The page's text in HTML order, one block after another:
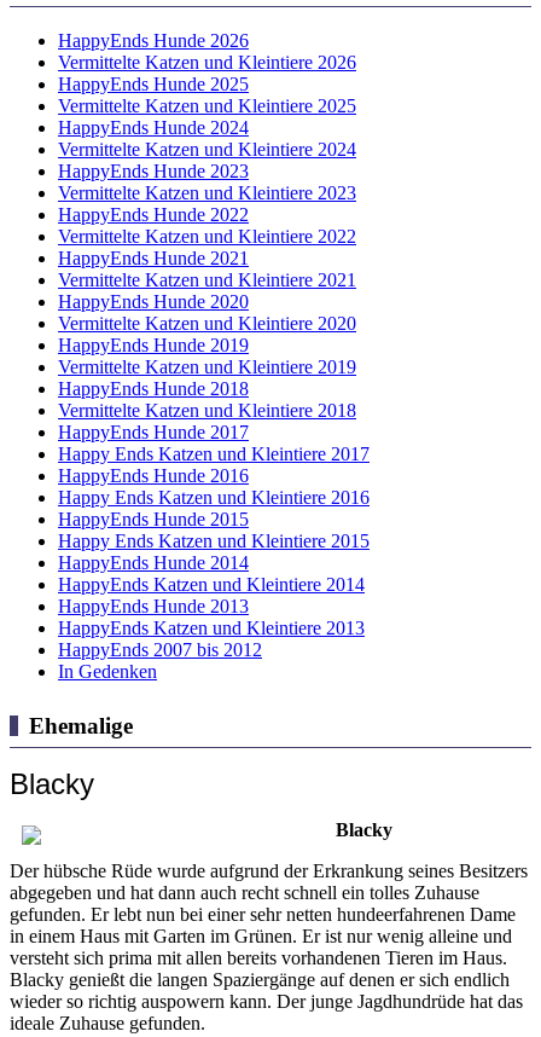
HappyEnds Hunde 2026
Vermittelte Katzen und Kleintiere 2026
HappyEnds Hunde 2025
Vermittelte Katzen und Kleintiere 2025
HappyEnds Hunde 2024
Vermittelte Katzen und Kleintiere 2024
HappyEnds Hunde 2023
Vermittelte Katzen und Kleintiere 2023
HappyEnds Hunde 2022
Vermittelte Katzen und Kleintiere 2022
HappyEnds Hunde 2021
Vermittelte Katzen und Kleintiere 2021
HappyEnds Hunde 2020
Vermittelte Katzen und Kleintiere 2020
HappyEnds Hunde 2019
Vermittelte Katzen und Kleintiere 2019
HappyEnds Hunde 2018
Vermittelte Katzen und Kleintiere 2018
HappyEnds Hunde 2017
Happy Ends Katzen und Kleintiere 2017
HappyEnds Hunde 2016
Happy Ends Katzen und Kleintiere 2016
HappyEnds Hunde 2015
Happy Ends Katzen und Kleintiere 2015
HappyEnds Hunde 2014
HappyEnds Katzen und Kleintiere 2014
HappyEnds Hunde 2013
HappyEnds Katzen und Kleintiere 2013
HappyEnds 2007 bis 2012
In Gedenken
Ehemalige
Blacky
Blacky
Der hübsche Rüde wurde aufgrund der Erkrankung seines Besitzers
abgegeben und hat dann auch recht schnell ein tolles Zuhause
gefunden. Er lebt nun bei einer sehr netten hundeerfahrenen Dame
in einem Haus mit Garten im Grünen. Er ist nur wenig alleine und
versteht sich prima mit allen bereits vorhandenen Tieren im Haus.
Blacky genießt die langen Spaziergänge auf denen er sich endlich
wieder so richtig auspowern kann. Der junge Jagdhundrüde hat das
ideale Zuhause gefunden.